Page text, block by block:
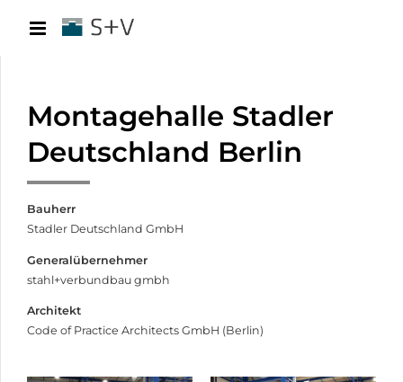
Montagehalle Stadler
Deutschland Berlin
Bauherr
Stadler Deutschland GmbH
Generalübernehmer
stahl+verbundbau gmbh
Architekt
Code of Practice Architects GmbH (Berlin)